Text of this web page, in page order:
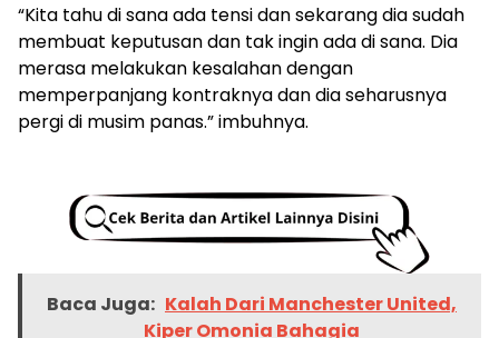
“Kita tahu di sana ada tensi dan sekarang dia sudah
membuat keputusan dan tak ingin ada di sana. Dia
merasa melakukan kesalahan dengan
memperpanjang kontraknya dan dia seharusnya
pergi di musim panas.” imbuhnya.
Baca Juga: Kalah Dari Manchester United,
Kiper Omonia Bahagia